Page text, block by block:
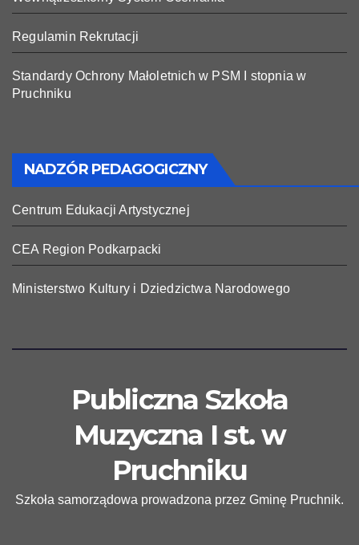
Regulamin Rekrutacji
Standardy Ochrony Małoletnich w PSM I stopnia w
Pruchniku
NADZÓR PEDAGOGICZNY
Centrum Edukacji Artystycznej
CEA Region Podkarpacki
Ministerstwo Kultury i Dziedzictwa Narodowego
Publiczna Szkoła
Muzyczna I st. w
Pruchniku
Szkoła samorządowa prowadzona przez Gminę Pruchnik.